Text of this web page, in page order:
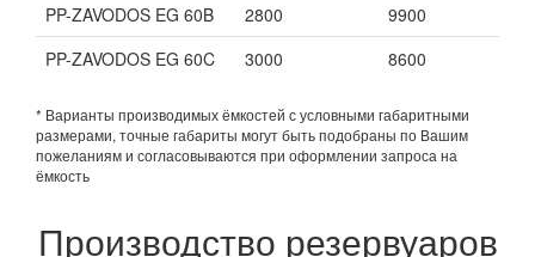
PP-ZAVODOS EG 60B
2800
9900
PP-ZAVODOS EG 60C
3000 8600
* Варианты производимых ёмкостей с условными габаритными
размерами, точные габариты могут быть подобраны по Вашим
пожеланиям и согласовываются при оформлении запроса на
ёмкость
Производство резервуаров